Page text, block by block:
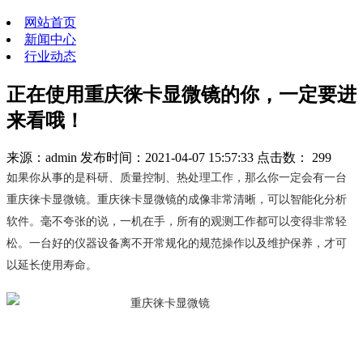
网站首页
新闻中心
行业动态
正在使用重庆徕卡显微镜的你，一定要进
来看哦！
来源：admin 发布时间：2021-04-07 15:57:33 点击数： 299
如果你从事的是科研、质量控制、热处理工作，那么你一定会有一台
重庆徕卡显微镜。重庆徕卡显微镜的成像非常清晰，可以智能化分析
软件。毫不夸张的说，一机在手，所有的观测工作都可以变得非常轻
松。一台好的仪器设备离不开常规化的规范操作以及维护保养，才可
以延长使用寿命。